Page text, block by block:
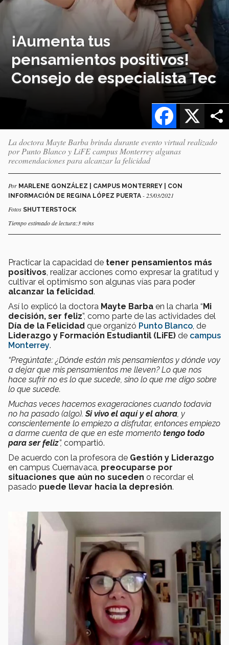
¡Aumenta tus
pensamientos positivos!
Consejo de especialista Tec
X
Facebook
La doctora Mayte Barba brinda durante evento virtual realizado
por Punto Blanco y LiFE campus Monterrey algunas
recomendaciones para alcanzar la felicidad
Por MARLENE GONZÁLEZ | CAMPUS MONTERREY | CON
INFORMACIÓN DE REGINA LÓPEZ PUERTA - 25/03/2021
Fotos SHUTTERSTOCK
Tiempo estimado de lectura:3 mins
Practicar la capacidad de tener pensamientos más
positivos , realizar acciones como expresar la gratitud y
cultivar el optimismo son algunas vías para poder
alcanzar la felicidad.
Así lo explicó la doctora Mayte Barba en la charla “Mi
decisión, ser feliz”, como parte de las actividades del
Día de la Felicidad que organizó Punto Blanco , de
Liderazgo y Formación Estudiantil (LiFE) de campus
Monterrey.
“Pregúntate: ¿Dónde están mis pensamientos y dónde voy
a dejar que mis pensamientos me lleven? Lo que nos
hace sufrir no es lo que sucede, sino lo que me digo sobre
lo que sucede.
Muchas veces hacemos exageraciones cuando todavía
no ha pasado (algo). Si vivo el aquí y el ahora , y
conscientemente lo empiezo a disfrutar, entonces empiezo
a darme cuenta de que en este momento tengo todo
para ser feliz”, compartió.
De acuerdo con la profesora de Gestión y Liderazgo
en campus Cuernavaca, preocuparse por
situaciones que aún no suceden o recordar el
pasado puede llevar hacia la depresión.